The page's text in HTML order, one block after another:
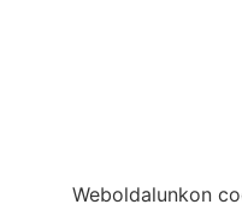
Weboldalunkon